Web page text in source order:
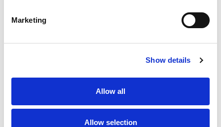
Marketing
Show details
Allow all
Allow selection
Heb je geen Entree account?
Klik hier om een gratis
account aan te maken.